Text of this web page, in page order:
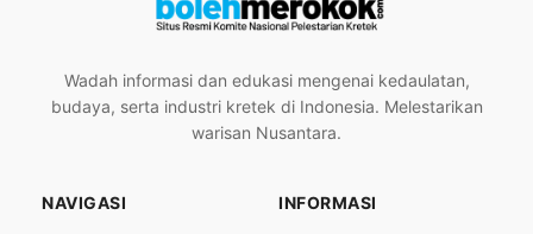
Wadah informasi dan edukasi mengenai kedaulatan,
budaya, serta industri kretek di Indonesia. Melestarikan
warisan Nusantara.
NAVIGASI INFORMASI